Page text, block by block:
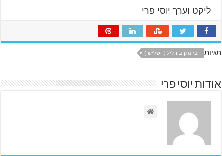
ליקט וערך יוסי פרי
תגיות רבי נתן בורג'יל (השלישי)
אודות יוסי פרי